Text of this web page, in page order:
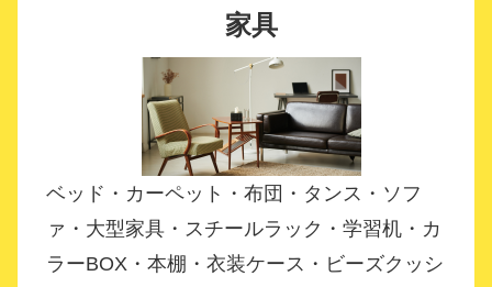
家具
ベッド・カーペット・布団・タンス・ソフ
ァ・大型家具・スチールラック・学習机・カ
ラーBOX・本棚・衣装ケース・ビーズクッシ